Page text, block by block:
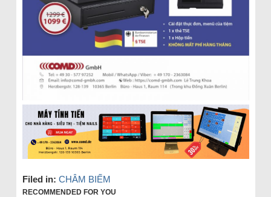
Filed in: CHÂM BIẾM
RECOMMENDED FOR YOU